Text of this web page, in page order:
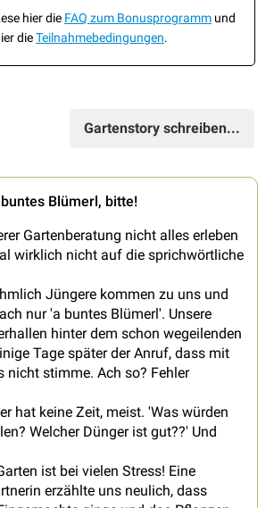
hier die FAQ zum Bonusprogramm und
dieTeilnahmebedingungen.
Gartenstory schreiben...
Blümerl, bitte!
Gartenberatung nicht alles erleben
wirklich nicht auf die sprichwörtliche
Jüngere kommen zu uns und
nur 'a buntes Blümerl'. Unsere
hinter dem schon wegeilenden
Tage später der Anruf, dass mit
nicht stimme. Ach so? Fehler
hat keine Zeit, meist. 'Was würden
Welcher Dünger ist gut??' Und
ist bei vielen Stress! Eine
erzählte uns neulich, dass